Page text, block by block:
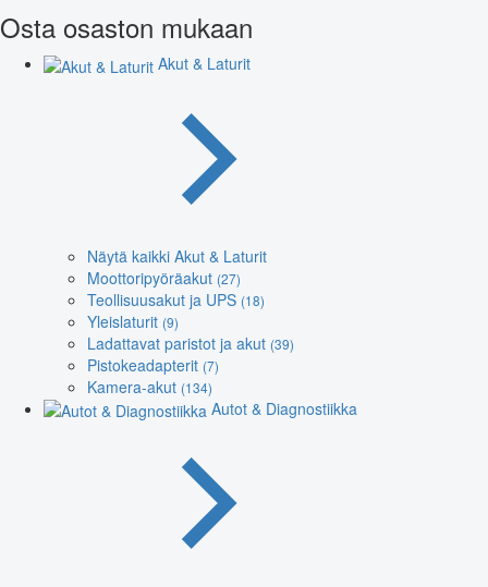
Osta osaston mukaan
Akut & Laturit
Näytä kaikki Akut & Laturit
Moottoripyöräakut (27)
Teollisuusakut ja UPS (18)
Yleislaturit (9)
Ladattavat paristot ja akut (39)
Pistokeadapterit (7)
Kamera-akut (134)
Autot & Diagnostiikka